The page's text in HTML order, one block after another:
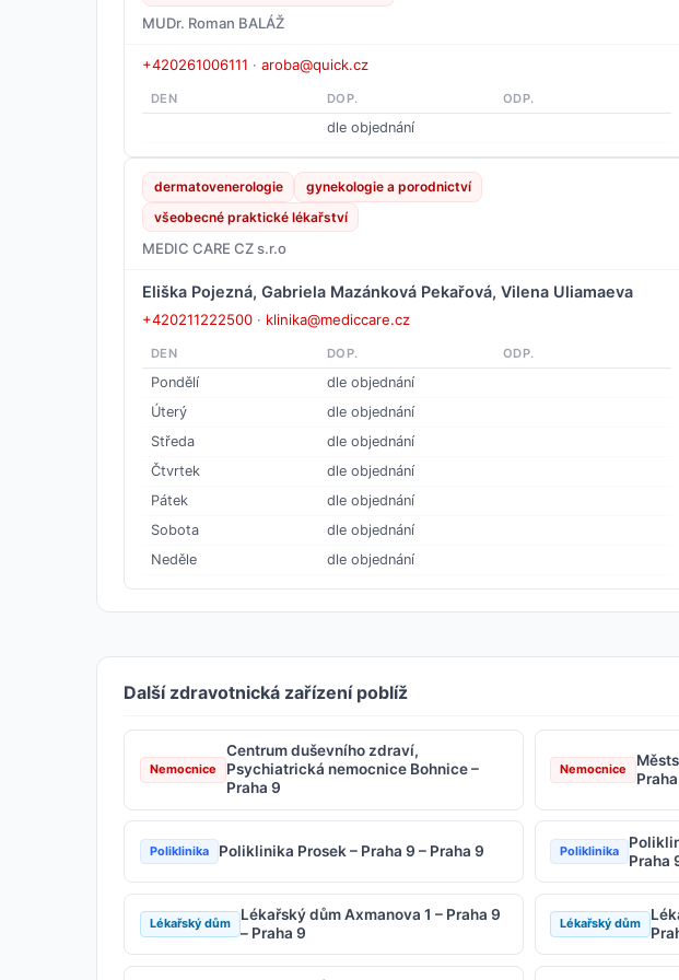
MUDr. Roman BALÁŽ
+420261006111 · aroba@quick.cz
DEN DOP. ODP.
dle objednání
dermatovenerologie
gynekologie a porodnictví
všeobecné praktické lékařství
MEDIC CARE CZ s.r.o
Eliška Pojezná, Gabriela Mazánková Pekařová, Vilena Uliamaeva
+420211222500 · klinika@mediccare.cz
DEN DOP. ODP.
Pondělí
dle objednání
Úterý
dle objednání
Středa
dle objednání
Čtvrtek
dle objednání
Pátek
dle objednání
Sobota
dle objednání
Neděle
dle objednání
Další zdravotnická zařízení poblíž
Nemocnice
Centrum duševního zdraví,
Psychiatrická nemocnice Bohnice –
Praha 9
Nemocnice
Poliklinika Poliklinika Prosek – Praha 9 – Praha 9 Poliklinika
Praha
Lékařský dům
Lékařský dům Axmanova 1 – Praha 9
– Praha 9
Lékařský dům